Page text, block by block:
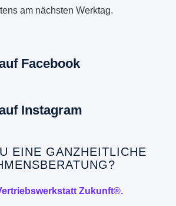
am nächsten Werktag.
Facebook
Instagram
EINE GANZHEITLICHE
Zukunft®.